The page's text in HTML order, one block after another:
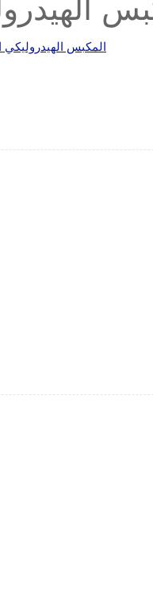
المكبس الهيدروليكي